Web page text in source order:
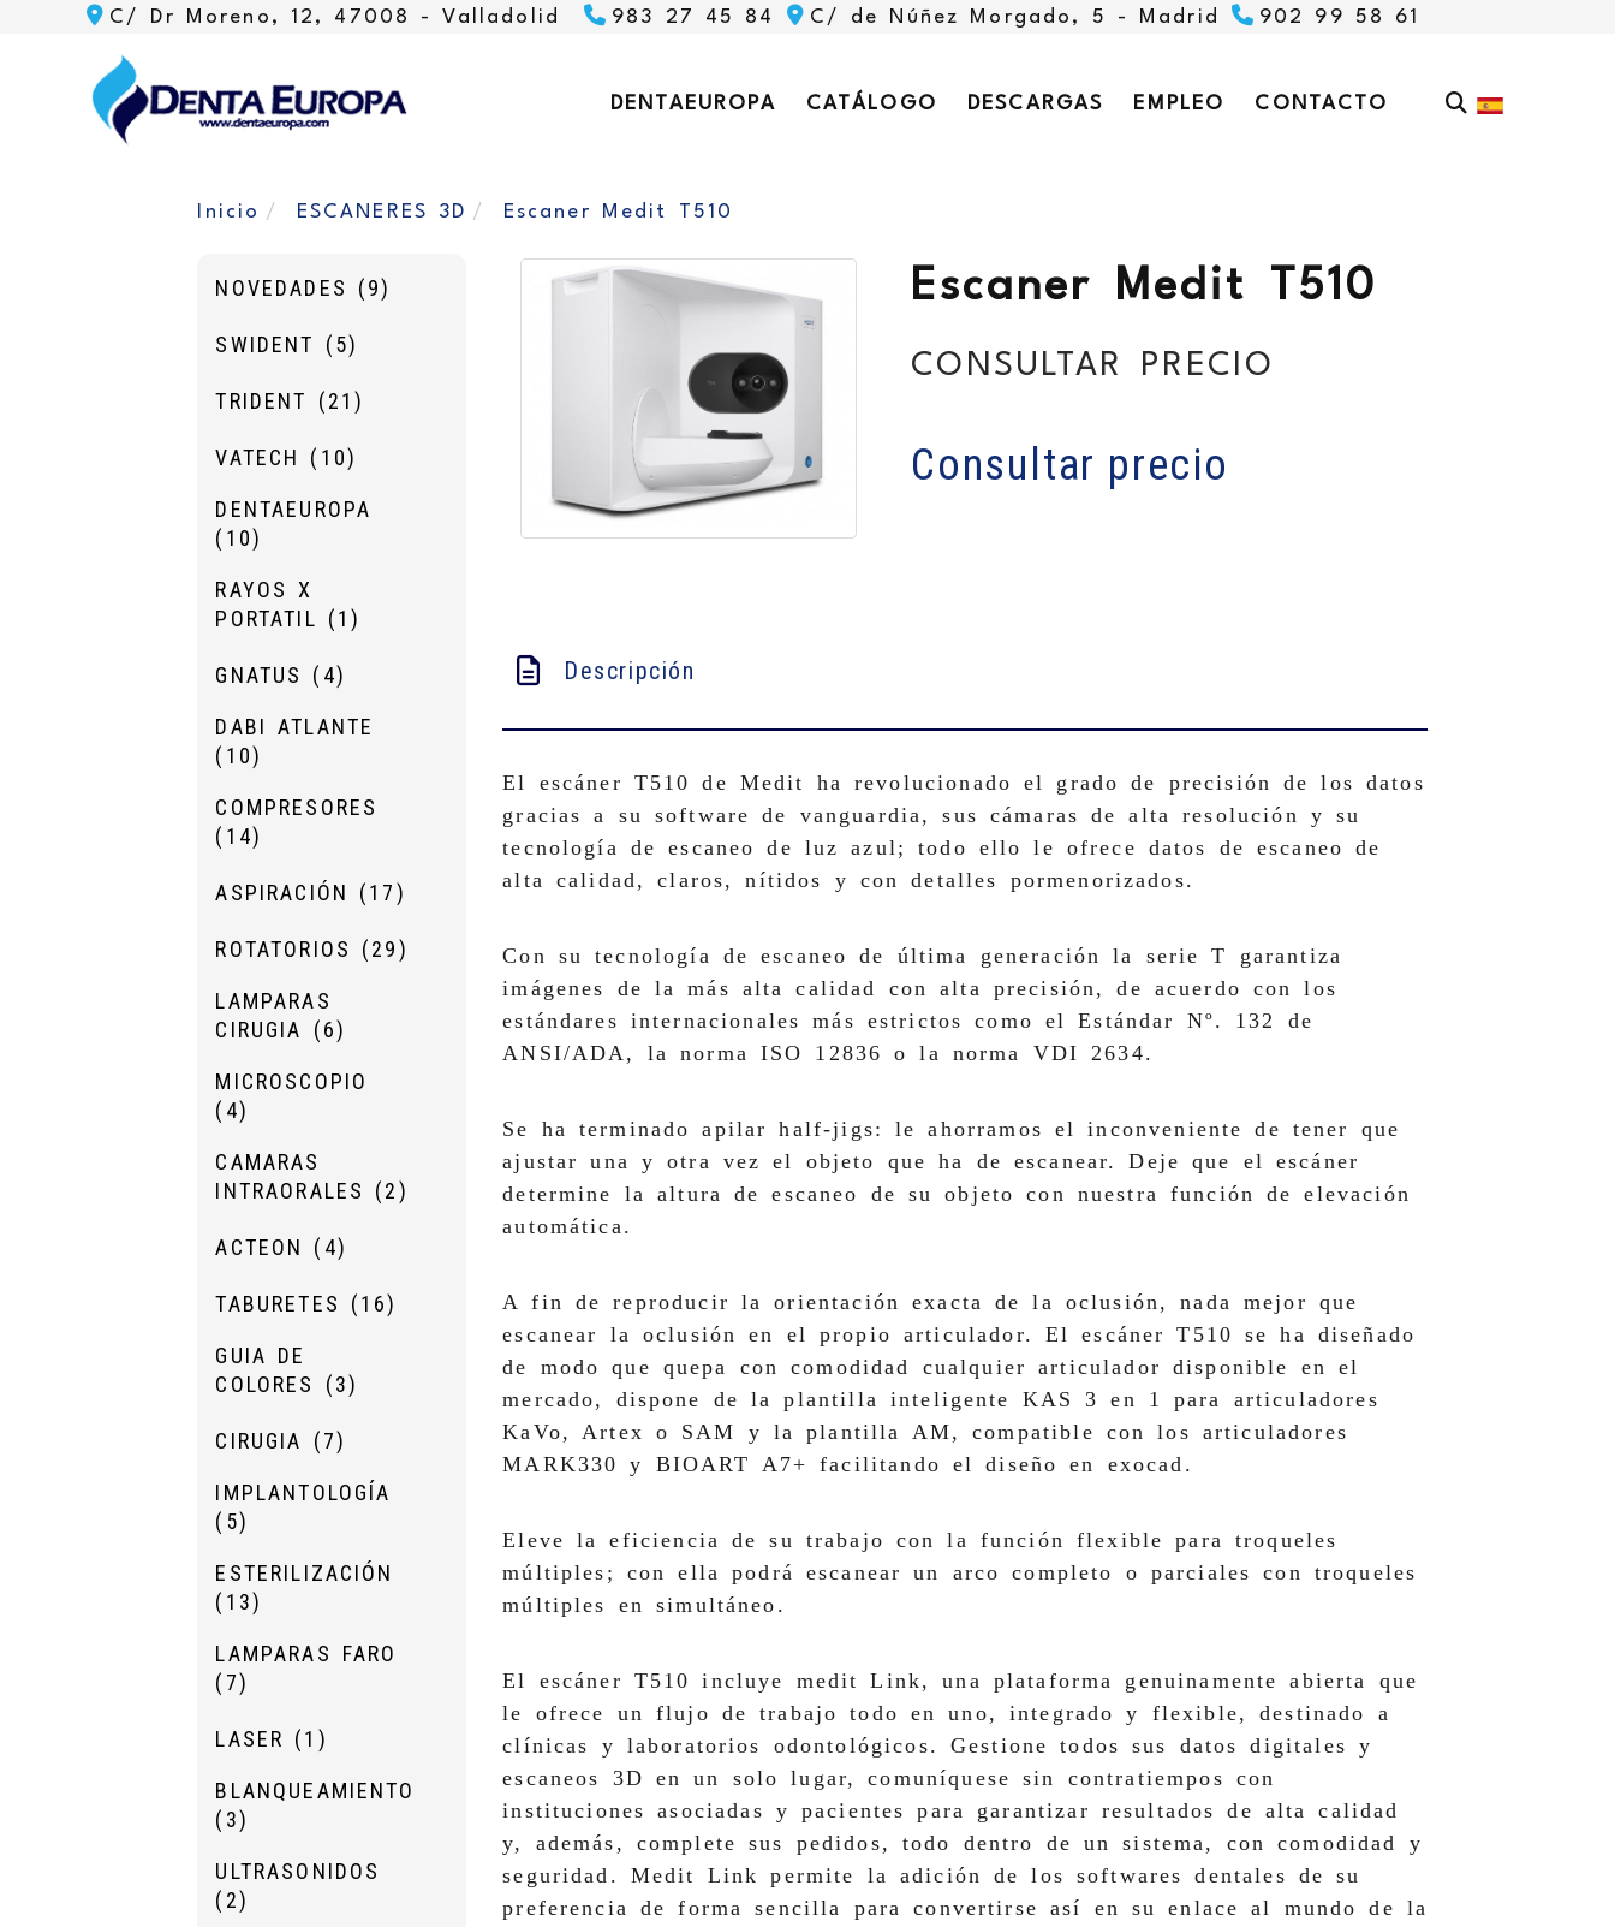
C/ Dr Moreno, 12, 47008 -Valladolid 983 27 45 84 C/ de Núñez Morgado, 5 - Madrid 902 99 58 61
DENTAEUROPA CATÁLOGO DESCARGAS EMPLEO CONTACTO
Inicio ESCANERES 3D Escaner Medit T510
NOVEDADES (9)
SWIDENT (5)
TRIDENT (21)
VATECH (10)
DENTAEUROPA
(10)
RAYOS X
PORTATIL (1)
GNATUS (4)
DABI ATLANTE
(10)
COMPRESORES
(14)
ASPIRACIÓN (17)
ROTATORIOS (29)
LAMPARAS
CIRUGIA (6)
MICROSCOPIO
(4)
CAMARAS
INTRAORALES (2)
ACTEON (4)
TABURETES (16)
GUIA DE
COLORES (3)
CIRUGIA (7)
IMPLANTOLOGÍA
(5)
ESTERILIZACIÓN
(13)
LAMPARAS FARO
(7)
LASER (1)
BLANQUEAMIENTO
(3)
ULTRASONIDOS
(2)
Escaner Medit T510
CONSULTAR PRECIO
Consultar precio
Descripción
El escáner T510 de Medit ha revolucionado el grado de precisión de los datos
gracias a su software de vanguardia, sus cámaras de alta resolución y su
tecnología de escaneo de luz azul; todo ello le ofrece datos de escaneo de
alta calidad, claros, nítidos y con detalles pormenorizados.
Con su tecnología de escaneo de última generación la serie T garantiza
imágenes de la más alta calidad con alta precisión, de acuerdo con los
estándares internacionales más estrictos como el Estándar Nº. 132 de
ANSI/ADA, la norma ISO 12836 o la norma VDI 2634.
Se ha terminado apilar half-jigs: le ahorramos el inconveniente de tener que
ajustar una y otra vez el objeto que ha de escanear. Deje que el escáner
determine la altura de escaneo de su objeto con nuestra función de elevación
automática.
A fin de reproducir la orientación exacta de la oclusión, nada mejor que
escanear la oclusión en el propio articulador. El escáner T510 se ha diseñado
de modo que quepa con comodidad cualquier articulador disponible en el
mercado, dispone de la plantilla inteligente KAS 3 en 1 para articuladores
KaVo, Artex o SAM y la plantilla AM, compatible con los articuladores
MARK330 y BIOART A7+ facilitando el diseño en exocad.
Eleve la eficiencia de su trabajo con la función flexible para troqueles
múltiples; con ella podrá escanear un arco completo o parciales con troqueles
múltiples en simultáneo.
El escáner T510 incluye medit Link, una plataforma genuinamente abierta que
le ofrece un flujo de trabajo todo en uno, integrado y flexible, destinado a
clínicas y laboratorios odontológicos. Gestione todos sus datos digitales y
escaneos 3D en un solo lugar, comuníquese sin contratiempos con
instituciones asociadas y pacientes para garantizar resultados de alta calidad
y, además, complete sus pedidos, todo dentro de un sistema, con comodidad y
seguridad. Medit Link permite la adición de los softwares dentales de su
preferencia de forma sencilla para convertirse así en su enlace al mundo de la